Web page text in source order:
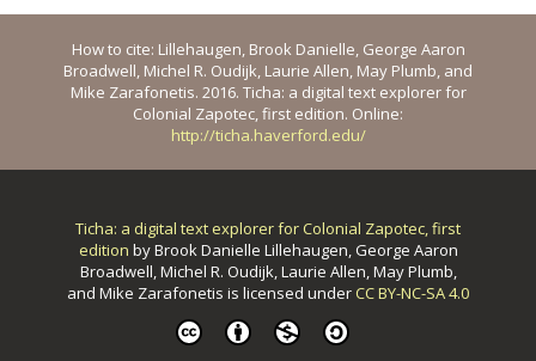
How to cite: Lillehaugen, Brook Danielle, George Aaron
Broadwell, Michel R. Oudijk, Laurie Allen, May Plumb, and
Mike Zarafonetis. 2016. Ticha: a digital text explorer for
Colonial Zapotec, first edition. Online:
http://ticha.haverford.edu/
Ticha: a digital text explorer for Colonial Zapotec, first
edition byBrook Danielle Lillehaugen, George Aaron
Broadwell, Michel R. Oudijk, Laurie Allen, May Plumb,
and Mike Zarafonetis is licensed underCC BY-NC-SA 4.0